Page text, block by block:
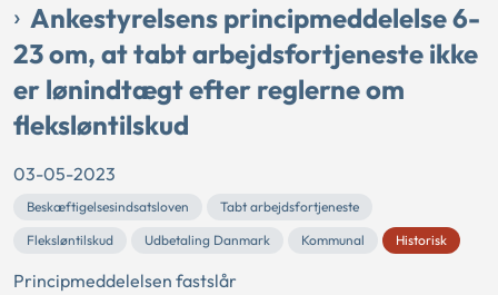
Ankestyrelsens principmeddelelse 6-
23 om, at tabt arbejdsfortjeneste ikke
er lønindtægt efter reglerne om
fleksløntilskud
03-05-2023
Beskæftigelsesindsatsloven
Tabt arbejdsfortjeneste
Fleksløntilskud
Udbetaling Danmark Kommunal Historisk
Principmeddelelsen fastslår